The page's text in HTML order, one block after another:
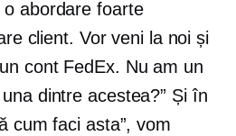
abordare foarte
client. Vor veni la noi și
cont FedEx. Nu am un
dintre acestea?” Și în
cum faci asta”, vom